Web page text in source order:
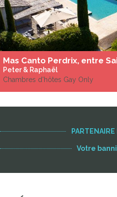
Peter & Raphaël
Chambres d'hôtes Gay Only
PARTENAIRE
Votre